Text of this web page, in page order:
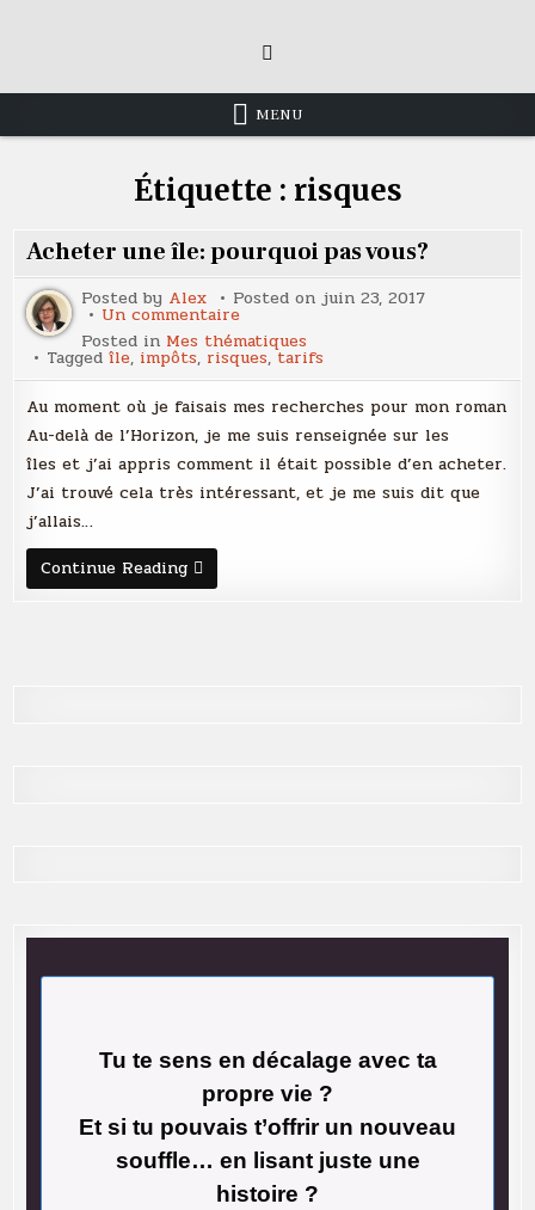
MENU
Étiquette : risques
Acheter une île: pourquoi pas vous?
Posted by Alex Posted onjuin 23, 2017
Un commentaire
Acheter
une
île:
pourquoi
vous?
Posted in Mes thématiques
Taggedîle, impôts, risques,tarifs
Au moment où je faisais mes recherches pour mon roman
Au-delà de l’Horizon, je me suis renseignée sur les
îles et j’ai appris comment il était possible d’en acheter.
J’ai trouvé cela très intéressant, et je me suis dit que
j’allais…
Continue ReadingAcheter
une
Tu te sens en décalage avec ta
propre vie ?
Et si tu pouvais t’offrir un nouveau
souffle… en lisant juste une
histoire ?